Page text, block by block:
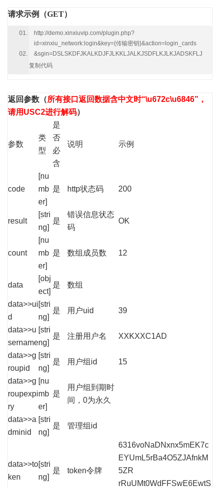
请求示例（GET）
http://demo.xinxiuvip.com/plugin.php?
id=xinxiu_network:login&key={传输密钥}&action=login_cards
&sgin=DSLSKDFJKALKDJFJLKKLJALKJSDFLKJLKJADSKFLJ
复制代码
返回参数 （所有接口返回数据含中文时“\u672c\u6846”，
请用USC2进行解码）
参数
类
型
是
否
必
含
说明 示例
code
[nu
mb
er]
是 http状态码 200
result
[stri
ng]
是
错误信息状态
码
OK
count
[nu
mb
er]
是 数组成员数 12
data
[obj
ect]
是 数组
data>>ui
d
[stri
ng]
是 用户uid 39
data>>u
sername
[stri
ng]
是 注册用户名 XXKXXC1AD
data>>g
roupid
[stri
ng]
是 用户组id 15
data>>g
roupexpi
ry
[nu
mb
er]
是
用户组到期时
间，0为永久
data>>a
dminid
[stri
ng]
是 管理组id
data>>to
ken
[stri
ng]
是 token令牌
6316voNaDNxnx5mEK7c
EYUmL5rBa4O5ZJAfnkM
5ZR
rRuUMt0WdFFSwE6EwtS